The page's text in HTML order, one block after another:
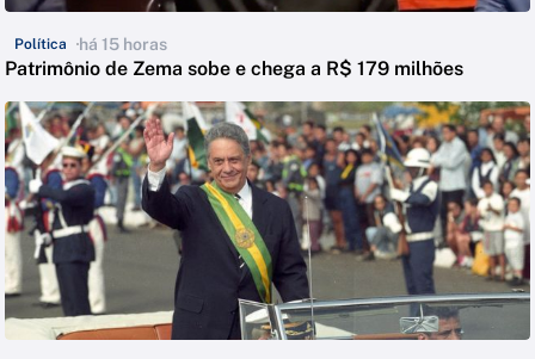
Política há 15 horas
Patrimônio de Zema sobe e chega a R$ 179 milhões